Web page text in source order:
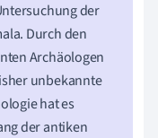
der
Durch den
Archäologen
unbekannte
hat es
der antiken